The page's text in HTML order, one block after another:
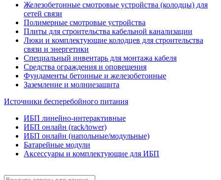
Железобетонные смотровые устройства (колодцы) для
сетей связи
Полимерные смотровые устройства
Плиты для строительства кабельной канализации
Люки и комплектующие колодцев для строительства
связи и энергетики
Специальный инвентарь для монтажа кабеля
Средства ограждения и оповещения
Фундаменты бетонные и железобетонные
Заземление и молниезащита
Источники бесперебойного питания
ИБП линейно-интерактивные
ИБП онлайн (rack/tower)
ИБП онлайн (напольные/модульные)
Батарейные модули
Аксессуары и комплектующие для ИБП